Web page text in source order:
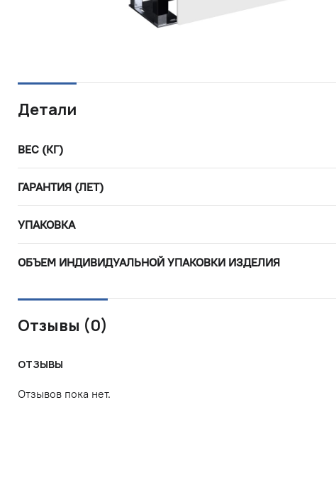
Детали
ВЕС (КГ)
ГАРАНТИЯ (ЛЕТ)
УПАКОВКА
ОБЪЕМ ИНДИВИДУАЛЬНОЙ УПАКОВКИ ИЗДЕЛИЯ
Отзывы (0)
ОТЗЫВЫ
Отзывов пока нет.